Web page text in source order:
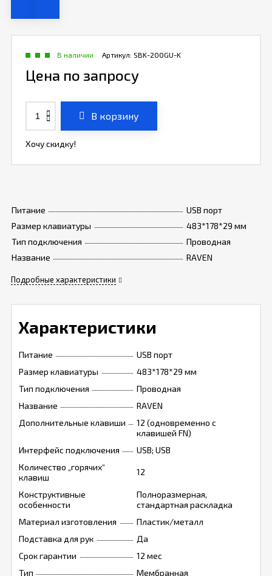
Питание
USB порт
Размер клавиатуры
483*178*29 мм
Тип подключения
Проводная
Название
RAVEN
Подробные характеристики
Артикул: SBK-200GU-K
В наличии
Цена по запросу
В корзину
Хочу скидку!
Характеристики
Питание
USB порт
Размер клавиатуры
483*178*29 мм
Тип подключения
Проводная
Название
RAVEN
Дополнительные клавиши
12 (одновременно с
клавишей FN)
Интерфейс подключения
USB; USB
Количество „горячих“
клавиш
12
Конструктивные
особенности
Полноразмерная,
стандартная раскладка
Материал изготовления
Пластик/металл
Подставка для рук
Да
Срок гарантии
12 мес
Тип
Мембранная